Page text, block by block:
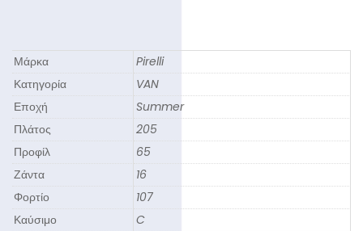
Μάρκα
Pirelli
Κατηγορία
VAN
Εποχή
Summer
Πλάτος
205
Προφίλ
65
Ζάντα
16
Φορτίο
107
Καύσιμο
C